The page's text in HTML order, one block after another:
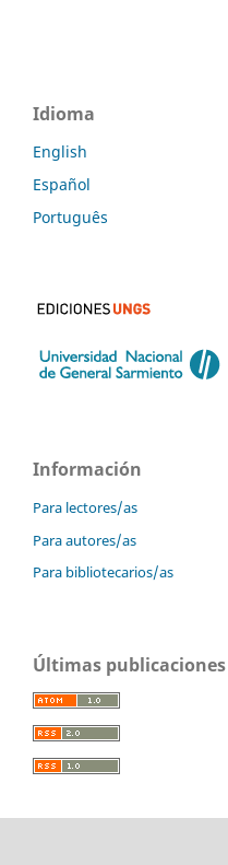
Idioma
English
Español
Português
Información
Para lectores/as
Para autores/as
Para bibliotecarios/as
Últimas publicaciones